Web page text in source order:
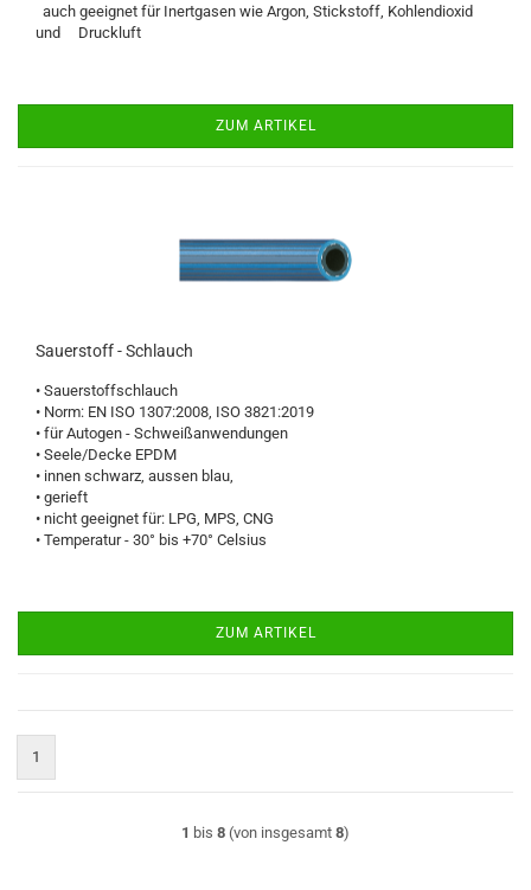
auch geeignet für Inertgasen wie Argon, Stickstoff, Kohlendioxid
und Druckluft
ZUM ARTIKEL
Sauerstoff - Schlauch
• Sauerstoffschlauch
• Norm: EN ISO 1307:2008, ISO 3821:2019
• für Autogen - Schweißanwendungen
• Seele/Decke EPDM
• innen schwarz, aussen blau,
• gerieft
• nicht geeignet für: LPG, MPS, CNG
• Temperatur - 30° bis +70° Celsius
ZUM ARTIKEL
1
1 bis 8 (von insgesamt 8)